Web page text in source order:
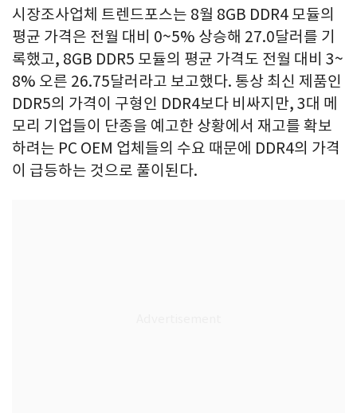
시장조사업체 트렌드포스는 8월 8GB DDR4 모듈의
평균 가격은 전월 대비 0~5% 상승해 27.0달러를 기
록했고, 8GB DDR5 모듈의 평균 가격도 전월 대비 3~
8% 오른 26.75달러라고 보고했다. 통상 최신 제품인
DDR5의 가격이 구형인 DDR4보다 비싸지만, 3대 메
모리 기업들이 단종을 예고한 상황에서 재고를 확보
하려는 PC OEM 업체들의 수요 때문에 DDR4의 가격
이 급등하는 것으로 풀이된다.